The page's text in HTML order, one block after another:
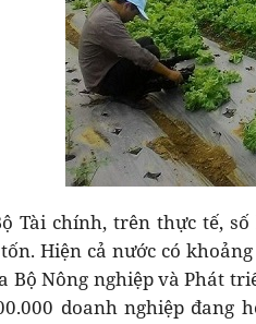
Tài chính, trên thực tế,
Hiện cả nước có
Bộ Nông nghiệp và Phát
doanh nghiệp đang